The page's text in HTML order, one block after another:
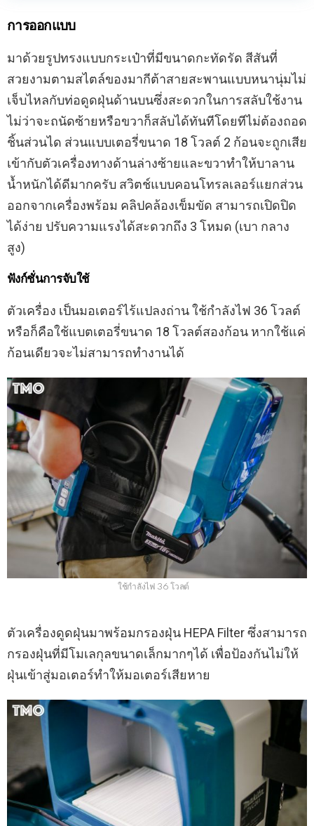
การออกแบบ
มาด้วยรูปทรงแบบกระเป๋าที่มีขนาดกะทัดรัด สีสันที่
สวยงามตามสไตล์ของมากีต้าสายสะพานแบบหนานุ่มไม่
เจ็บไหลกับท่อดูดฝุ่นด้านบนซึ่งสะดวกในการสลับใช้งาน
ไม่ว่าจะถนัดซ้ายหรือขวาก็สลับได้ทันทีโดยทีไม่ต้องถอด
ชิ้นส่วนได ส่วนแบบเตอรี่ขนาด 18 โวลต์ 2 ก้อนจะถูกเสีย
เข้ากับตัวเครื่องทางด้านล่างซ้ายและขวาทำให้บาลาน
น้ำหนักได้ดีมากครับ สวิตช์แบบคอนโทรลเลอร์แยกส่วน
ออกจากเครื่องพร้อม คลิปคล้องเข็มขัด สามารถเปิดปิด
ได้ง่าย ปรับความแรงได้สะดวกถึง 3 โหมด (เบา กลาง
สูง)
ฟังก์ชั่นการจับใช้
ตัวเครื่อง เป็นมอเตอร์ไร้แปลงถ่าน ใช้กำลังไฟ 36 โวลต์
หรือก็คือใช้แบตเตอรี่ขนาด 18 โวลต์สองก้อน หากใช้แค่
ก้อนเดียวจะไม่สามารถทำงานได้
ใช้กำลังไฟ 36 โวลต์
ตัวเครื่องดูดฝุ่นมาพร้อมกรองฝุ่น HEPA Filter ซึ่งสามารถ
กรองฝุ่นที่มีโมเลกุลขนาดเล็กมากๆได้ เพื่อป้องกันไม่ให้
ฝุ่นเข้าสู่มอเตอร์ทำให้มอเตอร์เสียหาย